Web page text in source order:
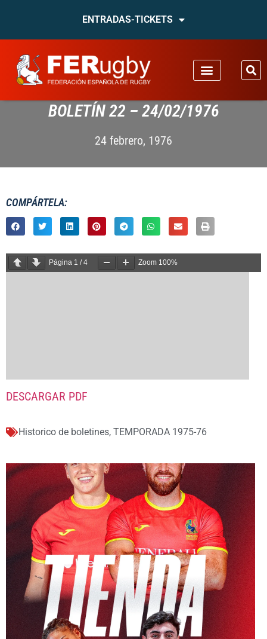
ENTRADAS-TICKETS
BOLETÍN 22 – 24/02/1976
24 febrero, 1976
COMPÁRTELA:
Página 1 /4 Zoom 100%
DESCARGAR PDF
Historico de boletines, TEMPORADA 1975-76